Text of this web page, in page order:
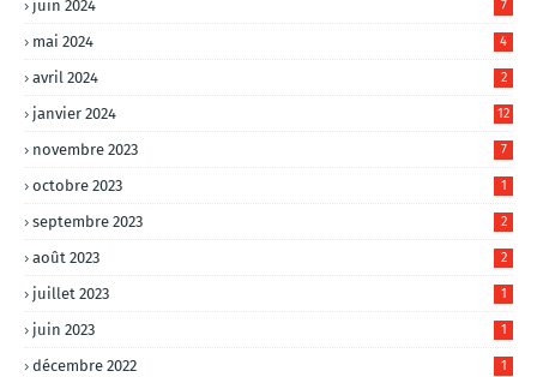
juin 2024 7
mai 2024 4
avril 2024 2
janvier 2024 12
novembre 2023 7
octobre 2023 1
septembre 2023 2
août 2023 2
juillet 2023 1
juin 2023 1
décembre 2022 1